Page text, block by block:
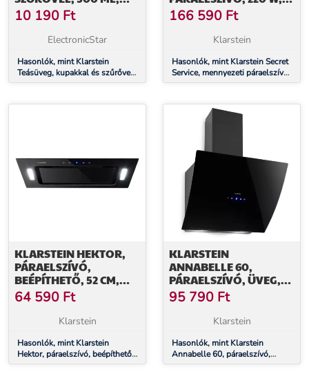
DUPLA ÜVEG,
BAMBUSZ FEDÉL
10 190 Ft
ElectronicStar
Hasonlók, mint Klarstein
Teásüveg, kupakkal és szűrővel,
500 ml, dupla üveg, bambusz
ÉRINTŐKÉPERNYŐS,
ÜVEG, LED
166 590 Ft
Klarstein
Hasonlók, mint Klarstein Secret
Service, mennyezeti páraelszívó,
220 W, érintőképernyős, üveg,
KLARSTEIN HEKTOR,
PÁRAELSZÍVÓ,
BEÉPÍTHETŐ, 52 CM,
530 M³/Ó ELSZÍVÓ
TELJESÍTMÉNY, LED,
ÉRINTŐKÉPERNYŐS,
64 590 Ft
Klarstein
Hasonlók, mint Klarstein
Hektor, páraelszívó, beépíthető,
52 cm, 530 m³/ó elszívó
KLARSTEIN
ANNABELLE 60,
PÁRAELSZÍVÓ, ÜVEG,
595 M³/Ó,
ÉRINTŐKÉPERNYŐS,
95 790 Ft
Klarstein
Hasonlók, mint Klarstein
Annabelle 60, páraelszívó,
üveg, 595 m³/ó,